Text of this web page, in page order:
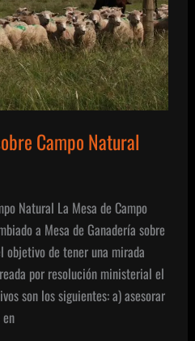
Campo Natural
Natural La Mesa de Campo
a Mesa de Ganadería sobre
objetivo de tener una mirada
por resolución ministerial el
son los siguientes: a) asesorar